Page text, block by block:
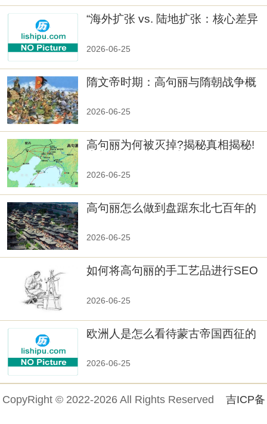
“海外扩张 vs. 陆地扩张：核心差异
2026-06-25
隋文帝时期：高句丽与隋朝战争概
2026-06-25
高句丽为何被灭掉?揭秘真相揭秘!
2026-06-25
高句丽怎么做到盘踞东北七百年的
2026-06-25
如何将高句丽的手工艺品进行SEO
2026-06-25
欧洲人是怎么看待蒙古帝国西征的
2026-06-25
CopyRight © 2022-2026 All Rights Reserved 吉ICP备